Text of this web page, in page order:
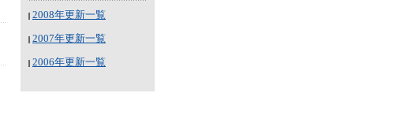
2008年更新一覧
2007年更新一覧
2006年更新一覧